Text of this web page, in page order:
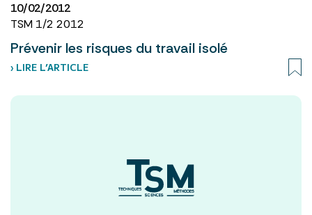
10/02/2012
TSM 1/2 2012
Prévenir les risques du travail isolé
› LIRE L’ARTICLE